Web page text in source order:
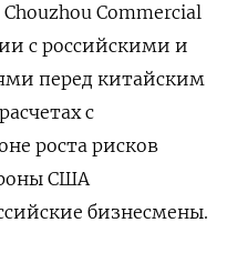
Commercial
с российскими и
перед китайским
с
роста рисков
США
бизнесмены.